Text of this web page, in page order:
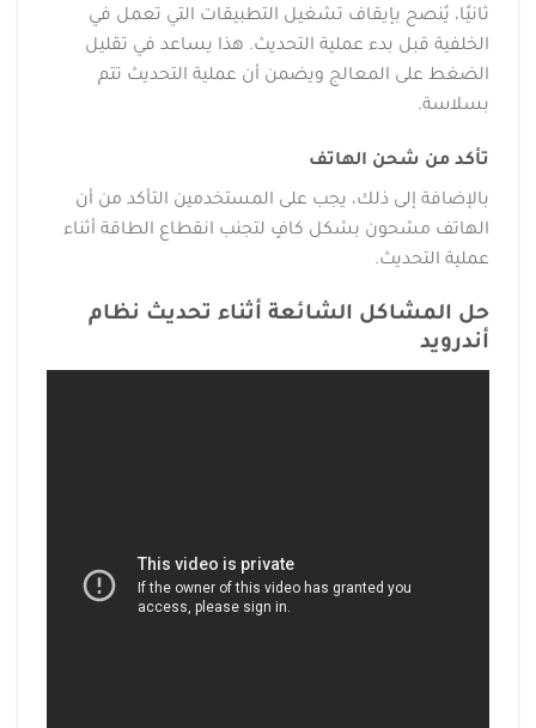
ثانيًا، يُنصح بإيقاف تشغيل التطبيقات التي تعمل في
الخلفية قبل بدء عملية التحديث. هذا يساعد في تقليل
الضغط على المعالج ويضمن أن عملية التحديث تتم
بسلاسة.
تأكد من شحن الهاتف
بالإضافة إلى ذلك، يجب على المستخدمين التأكد من أن
الهاتف مشحون بشكل كافٍ لتجنب انقطاع الطاقة أثناء
عملية التحديث.
حل المشاكل الشائعة أثناء تحديث نظام
أندرويد